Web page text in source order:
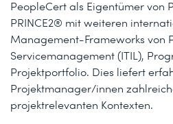
PeopleCert als Eigentümer von
PRINCE2® mit weiteren
Management-Frameworks von
Servicemanagement (ITIL),
Projektportfolio. Dies liefert
Projektmanager/innen
projektrelevanten Kontexten.